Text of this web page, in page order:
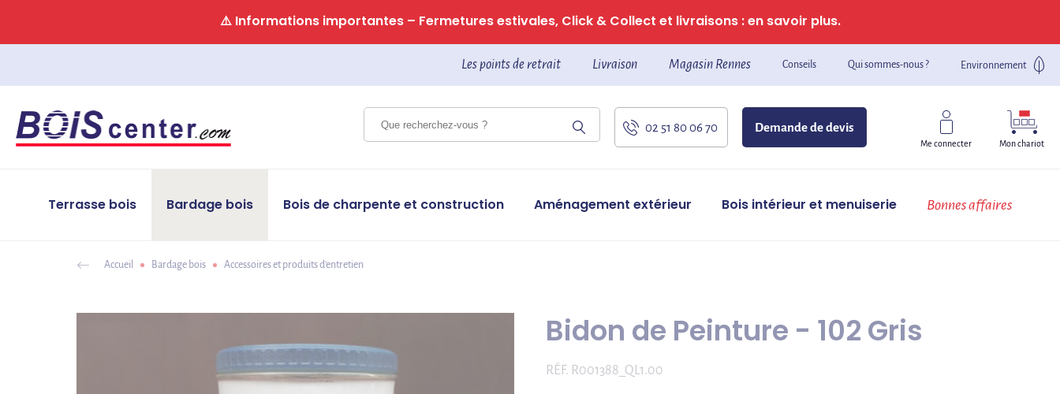
⚠️ Informations importantes – Fermetures estivales, Click & Collect et livraisons : en savoir plus.
Les points de retrait Livraison Magasin Rennes Conseils Qui sommes-nous ? Environnement
02 51 80 06 70 Demande de devis
Me connecter Mon chariot
Terrasse bois Bardage bois Bois de charpente et construction Aménagement extérieur Bois intérieur et menuiserie Bonnes affaires
Accueil Bardage bois Accessoires et produits d'entretien
Bidon de Peinture - 102 Gris
RÉF. R001388_QL1.00